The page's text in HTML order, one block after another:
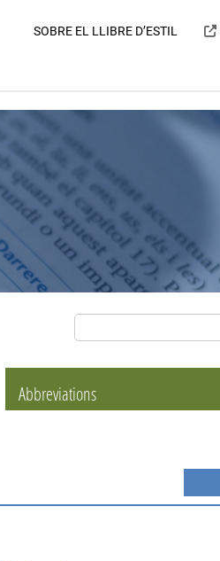
SOBRE EL LLIBRE D’ESTIL
Abbreviations